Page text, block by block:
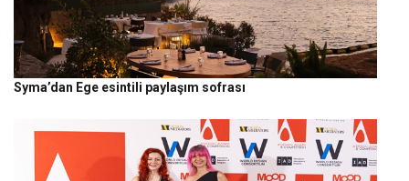
Syma’dan Ege esintili paylaşım sofrası